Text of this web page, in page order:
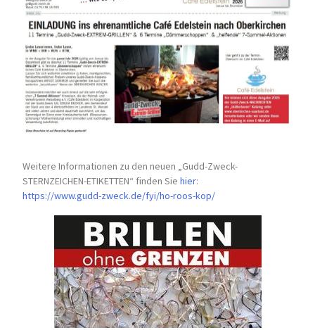
Weitere Informationen zu den neuen „Gudd-Zweck-
STERNZEICHEN-ETIKETTEN“ finden Siehier:
https://www.gudd-zweck.de/fyi/ho-roos-kop/